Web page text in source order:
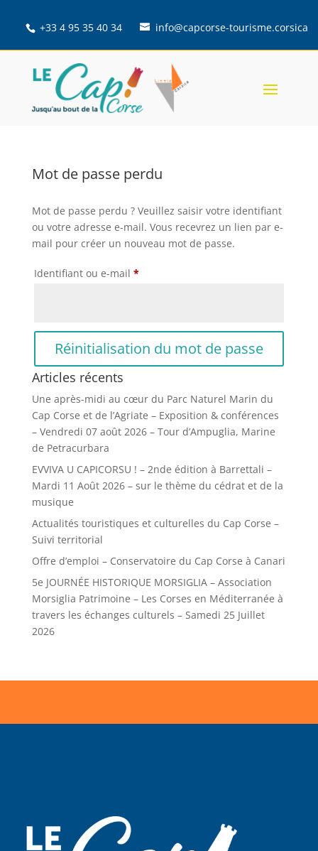
+33 4 95 35 40 34 info@capcorse-tourisme.corsica
Mot de passe perdu
Mot de passe perdu ? Veuillez saisir votre identifiant
ou votre adresse e-mail. Vous recevrez un lien par e-
mail pour créer un nouveau mot de passe.
Identifiant ou e-mail *Obligatoire
Réinitialisation du mot de passe
Articles récents
Une après-midi au cœur du Parc Naturel Marin du
Cap Corse et de l’Agriate – Exposition & conférences
– Vendredi 07 août 2026 – Tour d’Ampuglia, Marine
de Petracurbara
EVVIVA U CAPICORSU ! – 2nde édition à Barrettali –
Mardi 11 Août 2026 – sur le thème du cédrat et de la
musique
Actualités touristiques et culturelles du Cap Corse –
Suivi territorial
Offre d’emploi – Conservatoire du Cap Corse à Canari
5e JOURNÉE HISTORIQUE MORSIGLIA – Association
Morsiglia Patrimoine – Les Corses en Méditerranée à
travers les échanges culturels – Samedi 25 Juillet
2026